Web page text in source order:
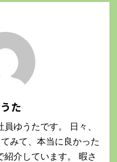
た
ゆうたです。 日々、
みて、本当に良かった
紹介しています。 暇さ